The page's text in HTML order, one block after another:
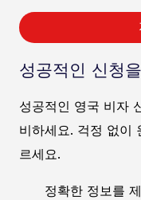
성공적인 신청
성공적인 영국 비자
비하세요. 걱정 없이
르세요.
정확한 정보를